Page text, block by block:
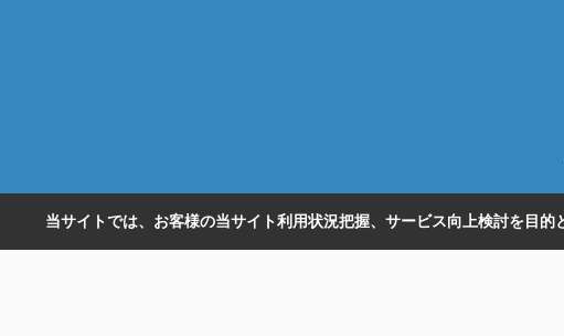
当サイトでは、お客様の当サイト利用状況把握、サービス向上検討を目的